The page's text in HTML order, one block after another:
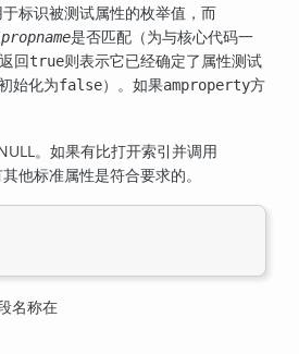
标识被测试属性的枚举值，而
propname是否匹配（为与核心代码一
回true则表示它已经确定了属性测试
始化为false）。如果amproperty方
。如果有比打开索引并调用
他标准属性是符合要求的。
名称在